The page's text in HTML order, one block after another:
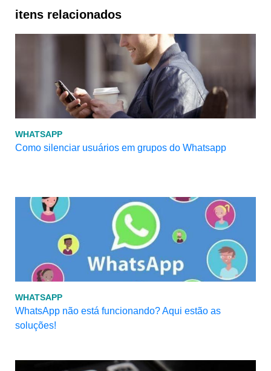
itens relacionados
WHATSAPP
Como silenciar usuários em grupos do Whatsapp
WHATSAPP
WhatsApp não está funcionando? Aqui estão as
soluções!